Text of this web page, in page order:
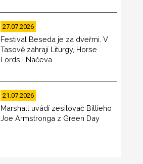
27.07.2026
Festival Beseda je za dveřmi. V
Tasově zahrají Liturgy, Horse
Lords i Načeva
21.07.2026
Marshall uvádí zesilovač Billieho
Joe Armstronga z Green Day